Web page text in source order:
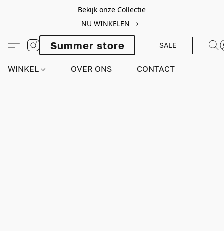
Bekijk onze Collectie
NU WINKELEN
Summer store SALE
WINKEL OVER ONS CONTACT